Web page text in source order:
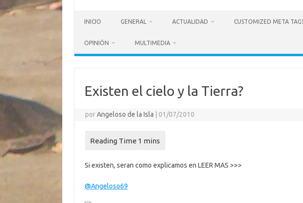
INICIO GENERAL ACTUALIDAD CUSTOMIZED META
OPINIÓN MULTIMEDIA
Existen el cielo y la Tierra?
porAngeloso de la Isla 01/07/2010
Si existen, seran como explicamos en LEER MAS >>>
@Angeloso69